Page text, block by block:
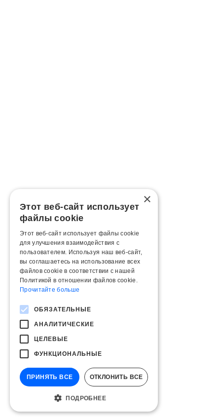
×
Этот веб-сайт использует
файлы cookie
Этот веб-сайт использует файлы cookie
для улучшения взаимодействия с
пользователем. Используя наш веб-сайт,
вы соглашаетесь на использование всех
файлов cookie в соответствии с нашей
Политикой в ​​отношении файлов cookie.
Прочитайте больше
ОБЯЗАТЕЛЬНЫЕ
АНАЛИТИЧЕСКИЕ
ЦЕЛЕВЫЕ
ФУНКЦИОНАЛЬНЫЕ
ПРИНЯТЬ ВСЕ ОТКЛОНИТЬ ВСЕ
ПОДРОБНЕЕ